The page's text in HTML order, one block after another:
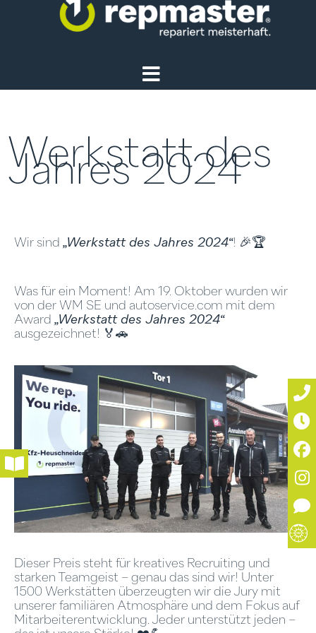
Werkstatt des
Jahres 2024
Wir sind „Werkstatt des Jahres 2024“! 🎉🏆
Was für ein Moment! Am 19. Oktober wurden wir
von der WM SE und autoservice.com mit dem
Award „Werkstatt des Jahres 2024“
ausgezeichnet! 🏅🚗
Dieser Preis steht für kreatives Recruiting und
starken Teamgeist – genau das sind wir! Unter
1500 Werkstätten überzeugten wir die Jury mit
unserer familiären Atmosphäre und dem Fokus auf
Mitarbeiterentwicklung. Jeder unterstützt jeden –